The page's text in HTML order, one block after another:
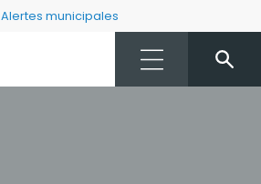
Alertes municipales